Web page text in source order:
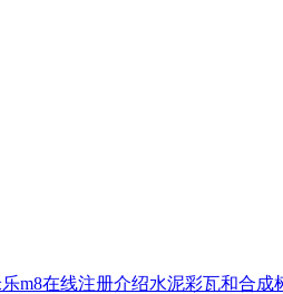
m8在线注册介绍水泥彩瓦和合成